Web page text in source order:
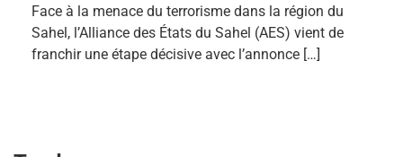
Face à la menace du terrorisme dans la région du
Sahel, l’Alliance des États du Sahel (AES) vient de
franchir une étape décisive avec l’annonce […]